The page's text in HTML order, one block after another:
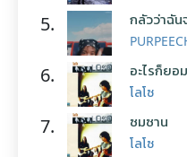
5. กลัวว่าฉัน
6. อะไรก็ยอม
โลโซ
7. ซมซาน
โลโซ